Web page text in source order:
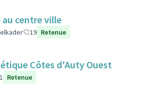
centre ville
19 Retenue
Côtes d'Auty Ouest
1 Retenue